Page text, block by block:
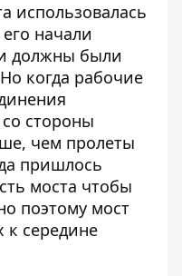
использовалась
начали
должны были
когда рабочие
стороны
чем пролеты
пришлось
моста чтобы
поэтому мост
к середине